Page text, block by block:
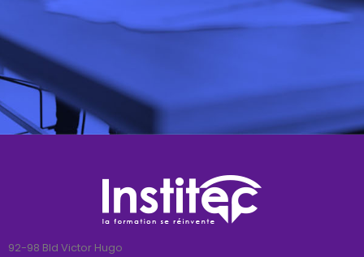
92-98 Bld Victor Hugo